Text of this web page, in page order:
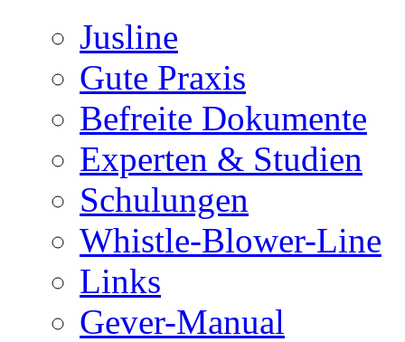
Jusline
Gute Praxis
Befreite Dokumente
Experten & Studien
Schulungen
Whistle-Blower-Line
Links
Gever-Manual